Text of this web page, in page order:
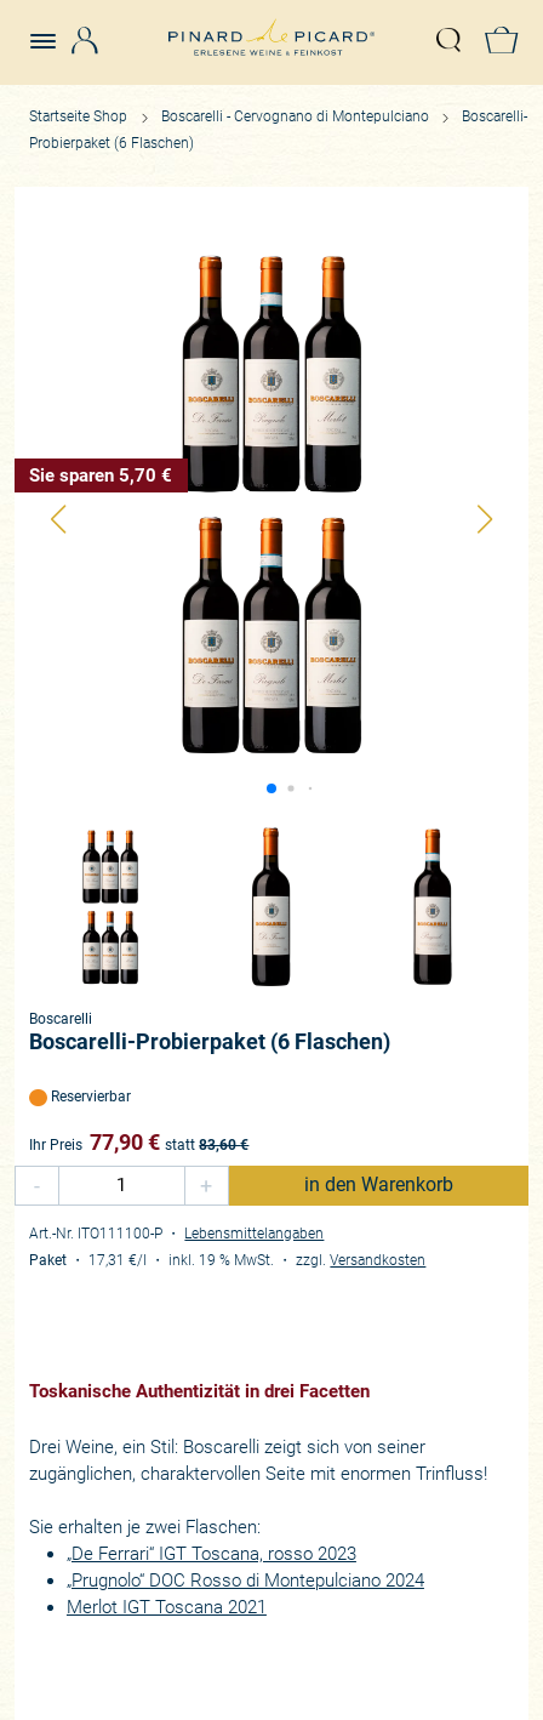
Suche
Startseite Shop Boscarelli - Cervognano di Montepulciano
Boscarelli-
Probierpaket (6 Flaschen)
Sie sparen 5,70 €
Boscarelli
Boscarelli-Probierpaket (6 Flaschen)
Reservierbar
Ihr Preis 77,90€ statt 83,60€
- + in den Warenkorb
Art.-Nr. ITO111100-P ・ Lebensmittelangaben
Paket ・ 17,31 €/l ・ inkl. 19 % MwSt. ・zzgl.Versandkosten
Toskanische Authentizität in drei Facetten
Drei Weine, ein Stil: Boscarelli zeigt sich von seiner
zugänglichen, charaktervollen Seite mit enormen Trinfluss!
Sie erhalten je zwei Flaschen:
„De Ferrari“ IGT Toscana, rosso 2023
„Prugnolo“ DOC Rosso di Montepulciano 2024
Merlot IGT Toscana 2021